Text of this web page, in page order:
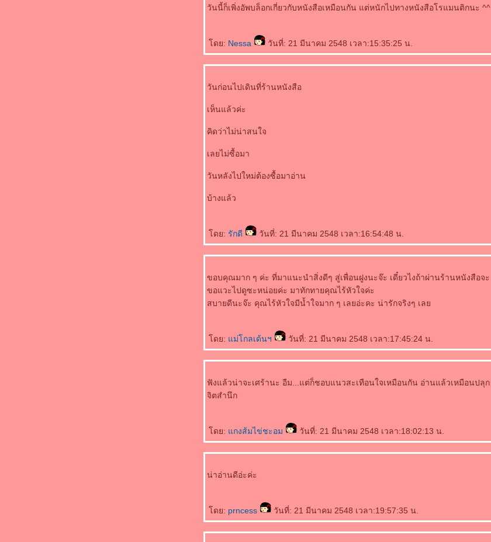
วันนี้ก็เพิ่งอัพบล็อกเกี่ยวกับหนังสือเหมือนกัน แต่หนักไปทางหนังสือโรแมนติกนะ ^^
ดย: Nessa วันที่: 21 มีนาคม 2548 เวลา:15:35:25 น.
วันก่อนไปเดินที่ร้านหนังสือ
เห็นแล้วค่ะ
คิดว่าไม่น่าสนใจ
เลยไม่ซื้อมา
วันหลังไปใหม่ต้องซื้อมาอ่าน
บ้างแล้ว
ดย: รักดี วันที่: 21 มีนาคม 2548 เวลา:16:54:48 น.
ขอบคุณมาก ๆ ค่ะ ที่มาแนะนำสิ่งดีๆ สู่เพื่อนฝูงนะจ๊ะ เดี๋ยวไงถ้าผ่านร้านหนังสือจะ
ขอแวะไปดูซะหน่อยค่ะ มาทักทายคุณไร้หัวใจค่ะ
สบายดีนะจ๊ะ คุณไร้หัวใจมีน้ำใจมาก ๆ เลยอ่ะคะ น่ารักจริงๆ เล
ดย: ม่โกลเด้นฯ วันที่: 21 มีนาคม 2548 เวลา:17:45:24 น.
ฟังแล้วน่าจะเศร้านะ อืม...แต่ก็ชอบแนวสะเทือนใจเหมือนกัน อ่านแล้วเหมือนปลุก
จิตสำนึก
ดย: กงส้มไข่ชะอม วันที่: 21 มีนาคม 2548 เวลา:18:02:13 น.
น่าอ่านดีอ่ะค่ะ
ดย: prncess วันที่: 21 มีนาคม 2548 เวลา:19:57:35 น.